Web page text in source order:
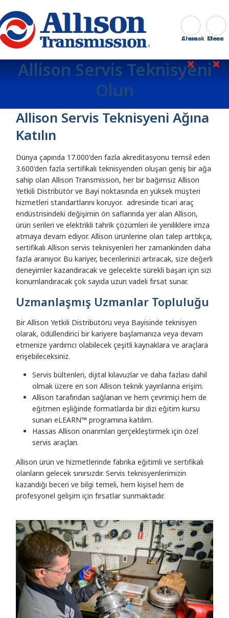
Go Home Aramak
Close
Allison Servis Teknisyeni
Olun
Allison Servis Teknisyeni Ağına
Katılın
Dünya çapında 17.000'den fazla akreditasyonu temsil eden
3.600'den fazla sertifikalı teknisyenden oluşan geniş bir ağa
sahip olan Allison Transmission, her bir bağımsız Allison
Yetkili Distribütör ve Bayi noktasında en yüksek müşteri
hizmetleri standartlarını koruyor. adresinde ticari araç
endüstrisindeki değişimin ön saflarında yer alan Allison,
ürün serileri ve elektrikli tahrik çözümleri ile yeniliklere imza
atmaya devam ediyor. Allison ürünlerine olan talep arttıkça,
sertifikalı Allison servis teknisyenleri her zamankinden daha
fazla aranıyor. Bu kariyer, becerilerinizi artıracak, size değerli
deneyimler kazandıracak ve gelecekte sürekli başarı için sizi
konumlandıracak çok sayıda uzun vadeli fırsat sunar.
Uzmanlaşmış Uzmanlar Topluluğu
Bir Allison Yetkili Distribütörü veya Bayisinde teknisyen
olarak, ödüllendirici bir kariyere başlamanıza veya devam
etmenize yardımcı olabilecek çeşitli kaynaklara ve araçlara
erişebileceksiniz.
Servis bültenleri, dijital kılavuzlar ve daha fazlası dahil
olmak üzere en son Allison teknik yayınlarına erişim.
Allison tarafından sağlanan ve hem çevrimiçi hem de
eğitmen eşliğinde formatlarda bir dizi eğitim kursu
sunan eLEARN™ programına katılım.
Hassas Allison onarımları gerçekleştirmek için özel
servis araçları.
Allison ürün ve hizmetlerinde fabrika eğitimli ve sertifikalı
olanların gelecek sınırsızdır. Servis teknisyenlerimizin
kazandığı beceri ve bilgi temeli, hem kişisel hem de
profesyonel gelişim için fırsatlar sunmaktadır.